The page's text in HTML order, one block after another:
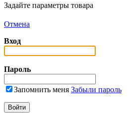
Задайте параметры товара
Отмена
Вход
Пароль
Запомнить меня Забыли пароль